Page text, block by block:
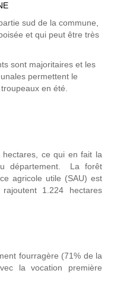
sud de la commune,
et qui peut être très
sont majoritaires et les
permettent le
en été.
ce qui en fait la
département. La forêt
agricole utile (SAU) est
1.224 hectares
fourragère (71% de la
la vocation première